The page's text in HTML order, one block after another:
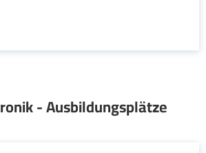
- Ausbildungsplätze